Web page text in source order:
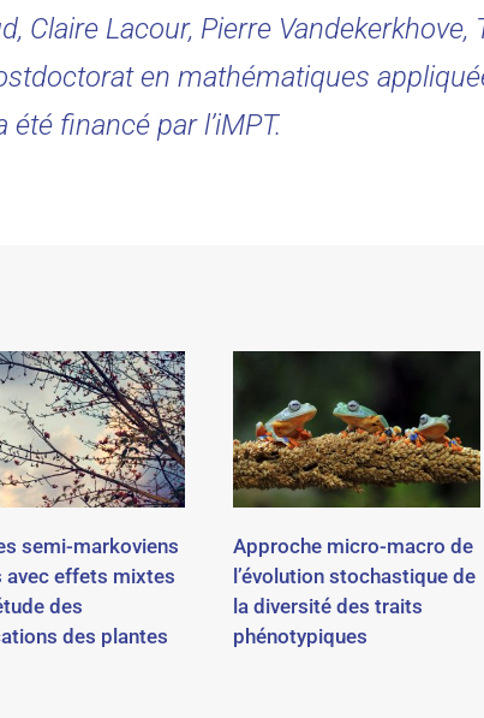
Claire Lacour, Pierre Vandekerkhove,
en mathématiques
été financé par l’iMPT.
semi-markoviens
avec effets mixtes
des
des plantes
Approche micro-macro de
l’évolution stochastique de
la diversité des traits
phénotypiques